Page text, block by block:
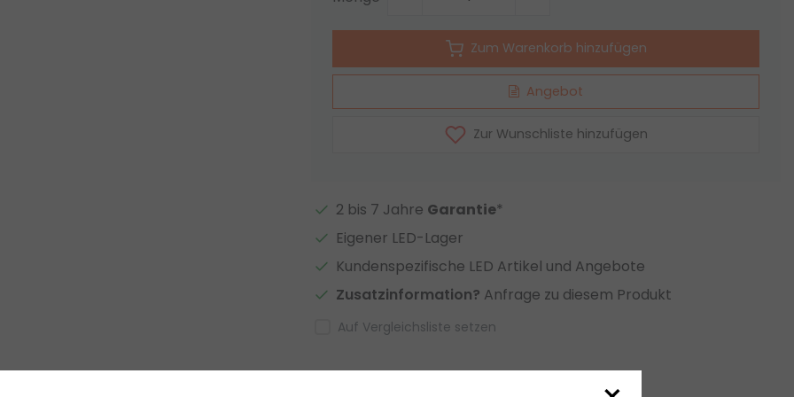
Zum Warenkorb hinzufügen
Angebot
Zur Wunschliste hinzufügen
2 bis 7 Jahre Garantie*
Eigener LED-Lager
Kundenspezifische LED Artikel und Angebote
Zusatzinformation? Anfrage zu diesem Produkt
Auf Vergleichsliste setzen